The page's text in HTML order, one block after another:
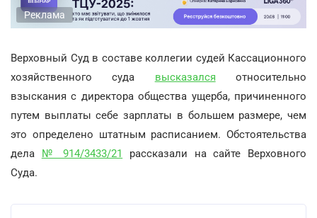
Реклама
Верховный Суд в составе коллегии судей Кассационного
хозяйственного суда высказался относительно
взыскания с директора общества ущерба, причиненного
путем выплаты себе зарплаты в большем размере, чем
это определено штатным расписанием. Обстоятельства
дела № 914/3433/21
рассказали на сайте Верховного
Суда.